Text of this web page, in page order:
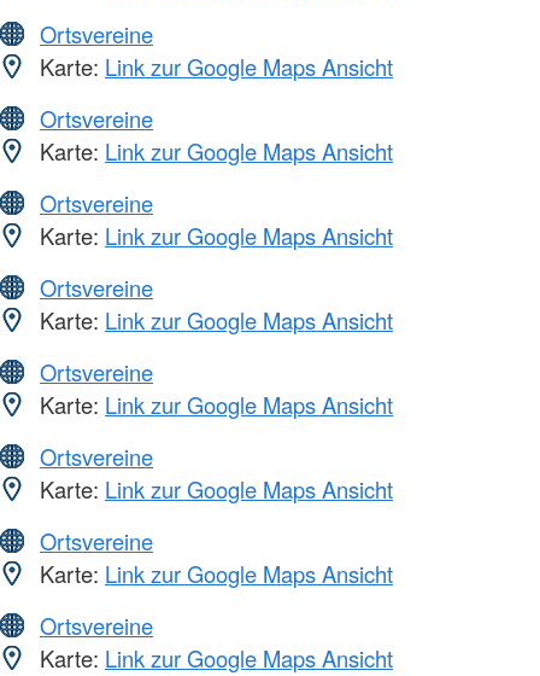
Ortsvereine
Karte: Link zur Google Maps Ansicht
Ortsvereine
Karte: Link zur Google Maps Ansicht
Ortsvereine
Karte: Link zur Google Maps Ansicht
Ortsvereine
Karte: Link zur Google Maps Ansicht
Ortsvereine
Karte: Link zur Google Maps Ansicht
Ortsvereine
Karte: Link zur Google Maps Ansicht
Ortsvereine
Karte: Link zur Google Maps Ansicht
Ortsvereine
Karte: Link zur Google Maps Ansicht